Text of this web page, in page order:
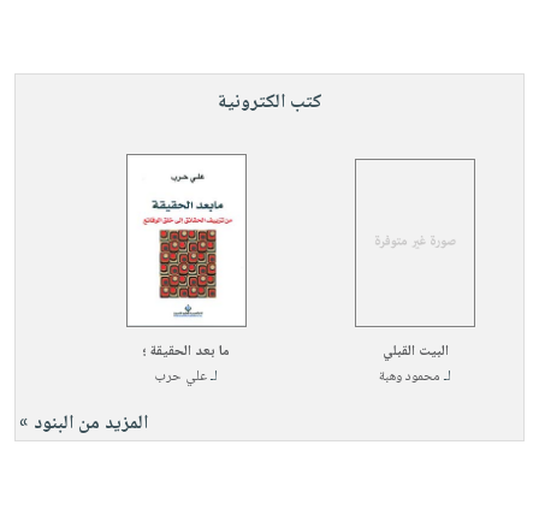
كتب الكترونية
البيت القبلي
لـمحمود وهبة
ما بعد الحقيقة ؛
لـعلي حرب
المزيد من البنود »